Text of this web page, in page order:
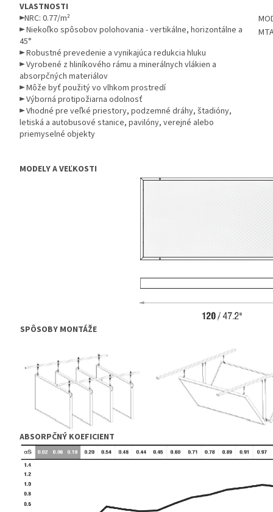
VLASTNOSTI
►NRC: 0.77/m²
►Niekoľko spôsobov polohovania - vertikálne, horizontálne a
45°
► Robustné prevedenie a vynikajúca redukcia hluku
► Vyrobené z hliníkového rámu a minerálnych vlákien a
absorpčných materiálov
► Môže byť použitý vo vlhkom prostredí
► Výborná protipožiarna odolnosť
► Vhodné pre veľké priestory, podzemné dráhy, štadióny,
letiská a autobusové stanice, pavilóny, verejné alebo
priemyselné objekty
MODELY A VEĽKOSTI
SPÔSOBY MONTÁŽE
ABSORPČNÝ KOEFICIENT